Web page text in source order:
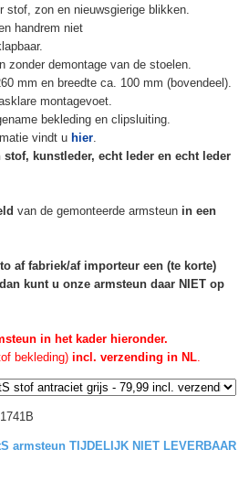
stof, zon en nieuwsgierige blikken.
handrem niet
zonder demontage van de stoelen.
mm en breedte ca. 100 mm (bovendeel).
montagevoet.
bekleding en clipsluiting.
vindt u hier.
kunstleder, echt leder en echt leder
van de gemonteerde armsteun in een
af fabriek/af importeur een (te korte)
kunt u onze armsteun daar NIET op
in het kader hieronder.
bekleding)incl. verzending in NL.
armsteun TIJDELIJK NIET LEVERBAAR